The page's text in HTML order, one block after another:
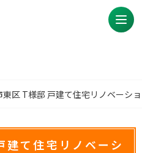
東区 T様邸 戸建て住宅リノベーシ
て住宅リノベーシ